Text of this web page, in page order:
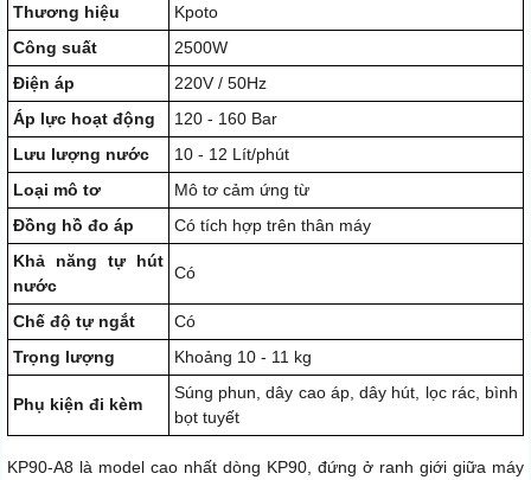
Thương hiệu
Kpoto
Công suất
2500W
Điện áp
220V / 50Hz
Áp lực hoạt động
120 - 160 Bar
Lưu lượng nước
10 - 12 Lít/phút
Loại mô tơ
Mô tơ cảm ứng từ
Đồng hồ đo áp
Có tích hợp trên thân máy
Khả năng tự hút
nước
Có
Chế độ tự ngắt
Có
Trọng lượng
Khoảng 10 - 11 kg
Phụ kiện đi kèm
Súng phun, dây cao áp, dây hút, lọc rác, bình
bọt tuyết
KP90-A8 là model cao nhất dòng KP90, đứng ở ranh giới giữa máy